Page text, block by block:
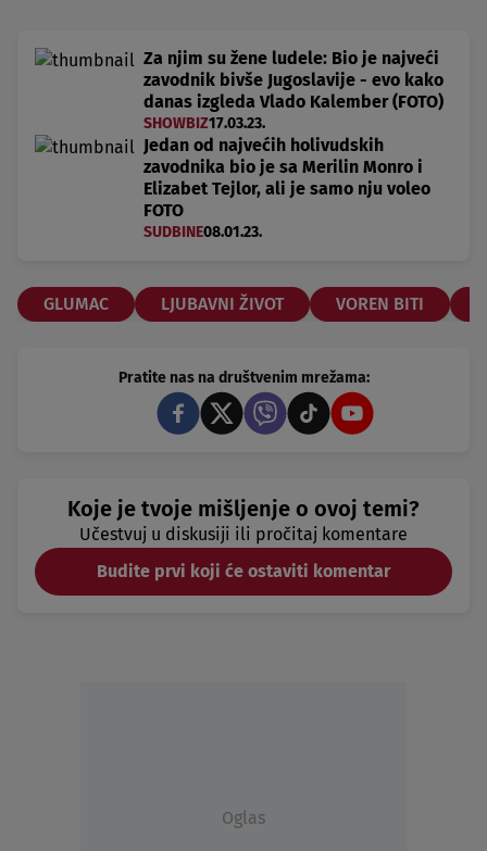
Za njim su žene ludele: Bio je najveći
zavodnik bivše Jugoslavije - evo kako
danas izgleda Vlado Kalember (FOTO)
SHOWBIZ17.03.23.
Jedan od najvećih holivudskih
zavodnika bio je sa Merilin Monro i
Elizabet Tejlor, ali je samo nju voleo
FOTO
SUDBINE08.01.23.
GLUMAC LJUBAVNI ŽIVOT VOREN BITI
Pratite nas na društvenim mrežama:
Koje je tvoje mišljenje o ovoj temi?
Učestvuj u diskusiji ili pročitaj komentare
Budite prvi koji će ostaviti komentar
Oglas